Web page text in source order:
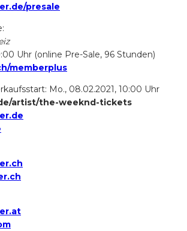
presale
Uhr (online Pre-Sale, 96 Stunden)
memberplus
Mo., 08.02.2021, 10:00 Uhr
artist/the-weeknd-tickets